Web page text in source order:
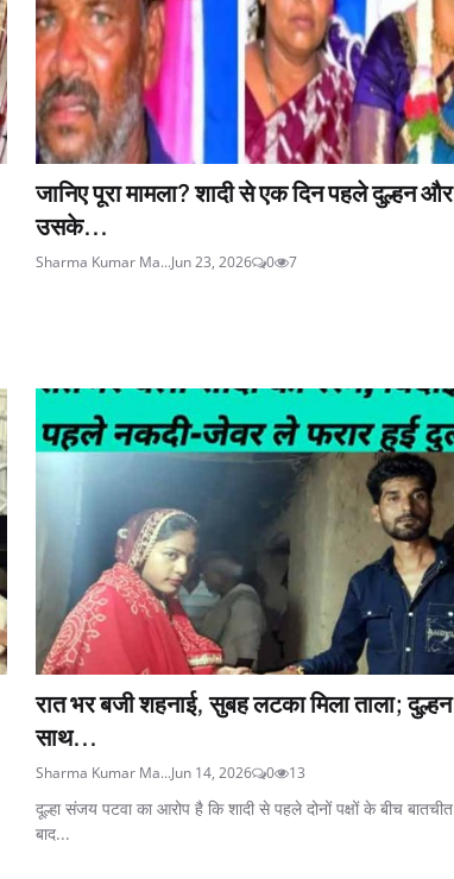
जानिए पूरा मामला? शादी से एक दिन पहले दुल्हन और
उसके...
Sharma Kumar Ma...Jun 23, 2026 0 7
रात भर बजी शहनाई, सुबह लटका मिला ताला;
साथ...
Sharma Kumar Ma...Jun 14, 2026 0 13
दूल्हा संजय पटवा का आरोप है कि शादी से पहले दोनों पक्षों के बीच
बाद...